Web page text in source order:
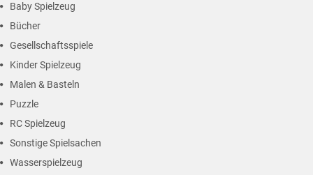
Baby Spielzeug
Bücher
Gesellschaftsspiele
Kinder Spielzeug
Malen & Basteln
Puzzle
RC Spielzeug
Sonstige Spielsachen
Wasserspielzeug